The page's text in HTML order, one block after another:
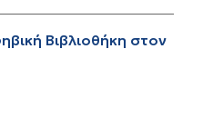
Βιβλιοθήκη στον